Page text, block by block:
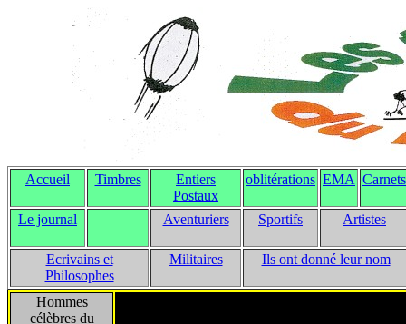
Accueil Timbres
Entiers
Postaux
oblitérations EMA Carnets
Le journal Aventuriers Sportifs Artistes
Ecrivains et
Philosophes
Militaires Ils ont donné leur nom
Hommes
célèbres du